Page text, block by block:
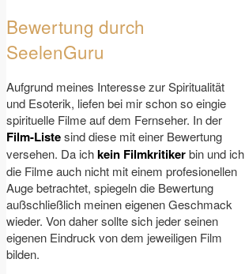
Bewertung durch
SeelenGuru
Aufgrund meines Interesse zur Spiritualität
und Esoterik, liefen bei mir schon so eingie
spirituelle Filme auf dem Fernseher. In der
Film-Listesind diese mit einer Bewertung
versehen. Da ichkein Filmkritikerbin und ich
die Filme auch nicht mit einem profesionellen
Auge betrachtet, spiegeln die Bewertung
außschließlich meinen eigenen Geschmack
wieder. Von daher sollte sich jeder seinen
eigenen Eindruck von dem jeweiligen Film
bilden.